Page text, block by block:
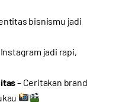
bisnismu jadi
jadi rapi,
– Ceritakan brand